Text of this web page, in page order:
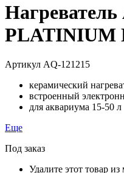
PLATINIUM
Артикул AQ-121215
керамический
встроенный
для аквариума 15-50 л
Еще
Под заказ
Удалите этот товар